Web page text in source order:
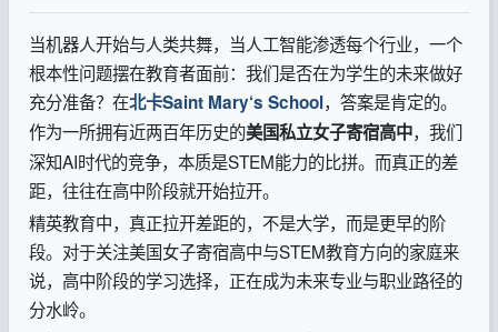
当机器人开始与人类共舞，当人工智能渗透每个行业，一个
根本性问题摆在教育者面前：我们是否在为学生的未来做好
充分准备？在北卡Saint Mary‘s School，答案是肯定的。
作为一所拥有近两百年历史的美国私立女子寄宿高中，我们
深知AI时代的竞争，本质是STEM能力的比拼。而真正的差
距，往往在高中阶段就开始拉开。
精英教育中，真正拉开差距的，不是大学，而是更早的阶
段。对于关注美国女子寄宿高中与STEM教育方向的家庭来
说，高中阶段的学习选择，正在成为未来专业与职业路径的
分水岭。